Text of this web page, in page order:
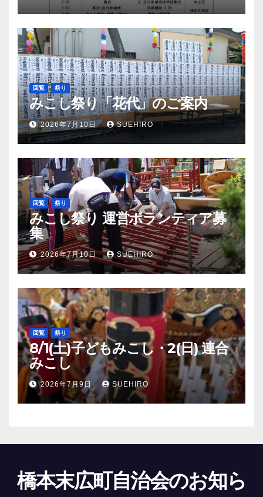
回覧 祭り
みこし祭り「花代」のご案内
2026年7月10日 SUEHIRO
回覧 祭り
みこし祭り 運営ボランティア募
集
2026年7月10日 SUEHIRO
回覧 祭り
8/1(土)子どもみこし・2(日) 連合
みこし
2026年7月9日 SUEHIRO
橋本末広町自治会のお知ら